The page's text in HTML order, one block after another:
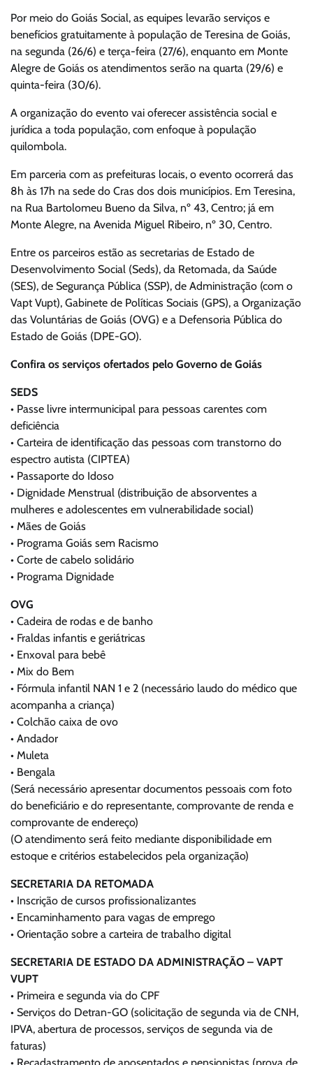
Por meio do Goiás Social, as equipes levarão serviços e
benefícios gratuitamente à população de Teresina de Goiás,
na segunda (26/6) e terça-feira (27/6), enquanto em Monte
Alegre de Goiás os atendimentos serão na quarta (29/6) e
quinta-feira (30/6).
A organização do evento vai oferecer assistência social e
jurídica a toda população, com enfoque à população
quilombola.
Em parceria com as prefeituras locais, o evento ocorrerá das
8h às 17h na sede do Cras dos dois municípios. Em Teresina,
na Rua Bartolomeu Bueno da Silva, nº 43, Centro; já em
Monte Alegre, na Avenida Miguel Ribeiro, nº 30, Centro.
Entre os parceiros estão as secretarias de Estado de
Desenvolvimento Social (Seds), da Retomada, da Saúde
(SES), de Segurança Pública (SSP), de Administração (com o
Vapt Vupt), Gabinete de Políticas Sociais (GPS), a Organização
das Voluntárias de Goiás (OVG) e a Defensoria Pública do
Estado de Goiás (DPE-GO).
Confira os serviços ofertados pelo Governo de Goiás
SEDS
• Passe livre intermunicipal para pessoas carentes com
deficiência
• Carteira de identificação das pessoas com transtorno do
espectro autista (CIPTEA)
• Passaporte do Idoso
• Dignidade Menstrual (distribuição de absorventes a
mulheres e adolescentes em vulnerabilidade social)
• Mães de Goiás
• Programa Goiás sem Racismo
• Corte de cabelo solidário
• Programa Dignidade
OVG
• Cadeira de rodas e de banho
• Fraldas infantis e geriátricas
• Enxoval para bebê
• Mix do Bem
• Fórmula infantil NAN 1 e 2 (necessário laudo do médico que
acompanha a criança)
• Colchão caixa de ovo
• Andador
• Muleta
• Bengala
(Será necessário apresentar documentos pessoais com foto
do beneficiário e do representante, comprovante de renda e
comprovante de endereço)
(O atendimento será feito mediante disponibilidade em
estoque e critérios estabelecidos pela organização)
SECRETARIA DA RETOMADA
• Inscrição de cursos profissionalizantes
• Encaminhamento para vagas de emprego
• Orientação sobre a carteira de trabalho digital
SECRETARIA DE ESTADO DA ADMINISTRAÇÃO – VAPT
VUPT
• Primeira e segunda via do CPF
• Serviços do Detran-GO (solicitação de segunda via de CNH,
IPVA, abertura de processos, serviços de segunda via de
faturas)